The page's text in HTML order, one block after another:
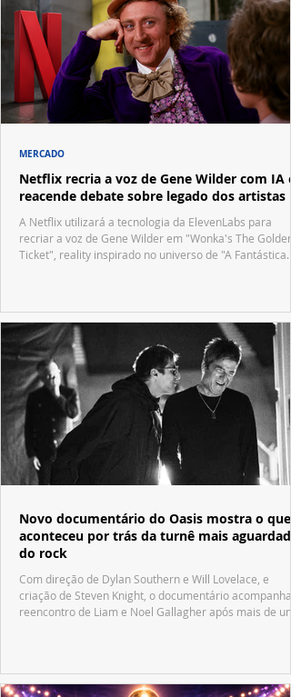
Netflix recria a voz de Gene Wilder com IA e
reacende debate sobre legado dos artistas
A Netflix utilizará a tecnologia da ElevenLabs para
recriar a voz de Gene Wilder em "Wonka's The Golden
Ticket", reality inspirado no universo de "A Fantástica
MERCADO
Novo documentário do Oasis mostra o que
aconteceu por trás da turnê mais aguardada
do rock
Com direção de Dylan Southern e Will Lovelace, e
criação de Steven Knight, o documentário acompanha
reencontro de Liam e Noel Gallagher após mais de